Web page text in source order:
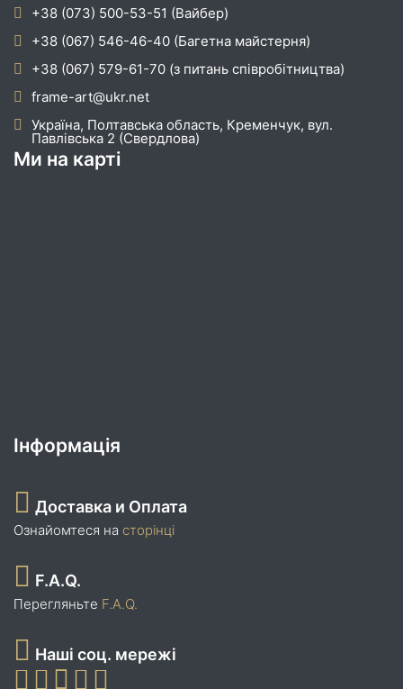
+38 (073) 500-53-51 (Вайбер)
+38 (067) 546-46-40 (Багетна майстерня)
+38 (067) 579-61-70 (з питань співробітництва)
frame-art@ukr.net
Україна, Полтавська область, Кременчук, вул.
Павлівська 2 (Свердлова)
Ми на карті
Інформація
Доставка и Оплата
Ознайомтеся на сторінці
F.A.Q.
Перегляньте F.A.Q.
Наші соц. мережі